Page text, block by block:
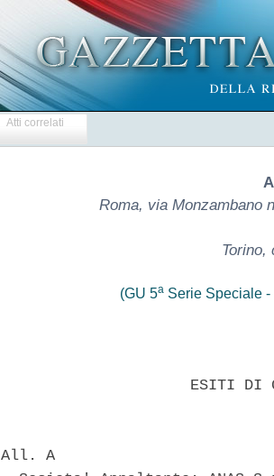
Atti correlati
Roma, via Monzambano
Torino,
(GU 5a Serie Speciale
ESITI
All. A